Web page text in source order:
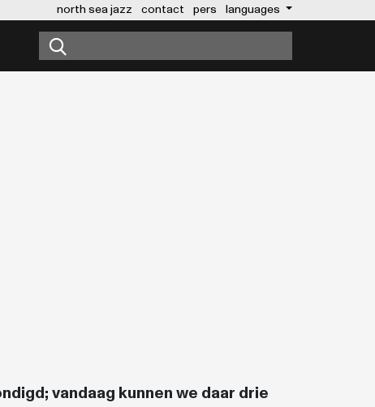
north sea jazz contact pers languages
vandaag kunnen we daar drie